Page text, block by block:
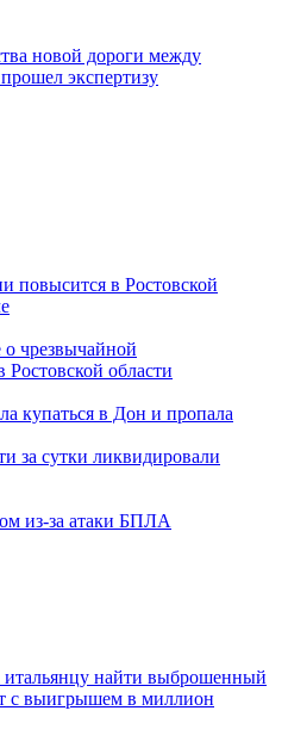
новой дороги между
экспертизу
повысится в Ростовской
чрезвычайной
области
купаться в Дон и пропала
за сутки ликвидировали
из-за атаки БПЛА
найти выброшенный
с выигрышем в миллион